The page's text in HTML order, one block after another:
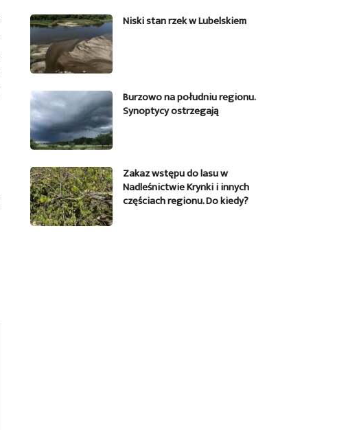
Niski stan rzek w Lubelskiem
Burzowo na południu regionu.
Synoptycy ostrzegają
Zakaz wstępu do lasu w
Nadleśnictwie Krynki i innych
częściach regionu. Do kiedy?